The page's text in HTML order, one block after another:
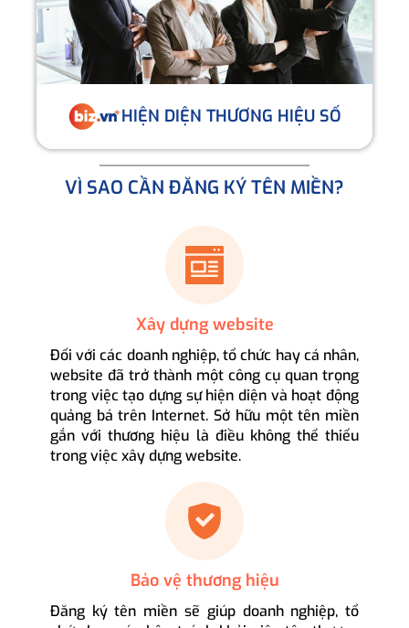
HIỆN DIỆN THƯƠNG HIỆU SỐ
VÌ SAO CẦN ĐĂNG KÝ TÊN MIỀN?
Xây dựng website
Đối với các doanh nghiệp, tổ chức hay cá nhân,
website đã trở thành một công cụ quan trọng
trong việc tạo dựng sự hiện diện và hoạt động
quảng bá trên Internet. Sở hữu một tên miền
gắn với thương hiệu là điều không thể thiếu
trong việc xây dựng website.
Bảo vệ thương hiệu
Đăng ký tên miền sẽ giúp doanh nghiệp, tổ